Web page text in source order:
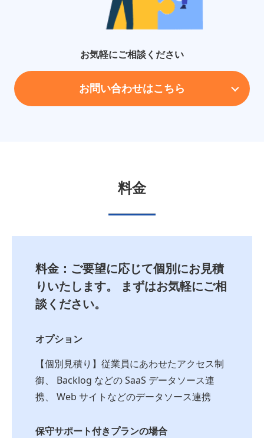
お気軽にご相談ください
お問い合わせはこちら
料金
料金：ご要望に応じて個別にお見積
りいたします。 まずはお気軽にご相
談ください。
オプション
【個別見積り】従業員にあわせたアクセス制
御、 Backlog などの SaaS データソース連
携、 Web サイトなどのデータソース連携
保守サポート付きプランの場合